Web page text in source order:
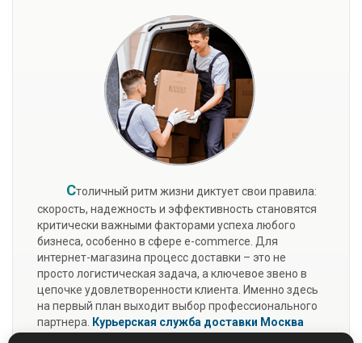
Столичный ритм жизни диктует свои правила:
скорость, надежность и эффективность становятся
критически важными факторами успеха любого
бизнеса, особенно в сфере e-commerce. Для
интернет-магазина процесс доставки – это не
просто логистическая задача, а ключевое звено в
цепочке удовлетворенности клиента. Именно здесь
на первый план выходит выбор профессионального
партнера.
Курьерская служба доставки Москва